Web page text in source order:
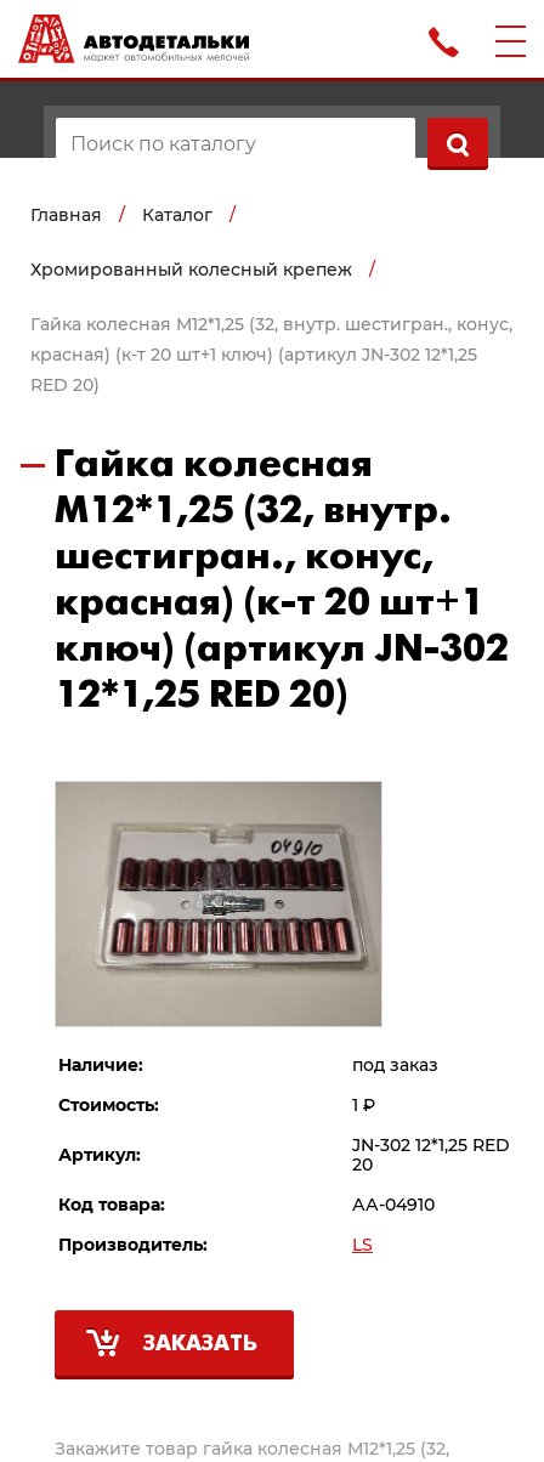
Главная / Каталог /
Хромированный колесный крепеж /
Гайка колесная М12*1,25 (32, внутр. шестигран., конус,
красная) (к-т 20 шт+1 ключ) (артикул JN-302 12*1,25
RED 20)
Гайка колесная
М12*1,25 (32, внутр.
шестигран., конус,
красная) (к-т 20 шт+1
ключ) (артикул JN-302
12*1,25 RED 20)
Наличие:
под заказ
Стоимость:
1 Р
Артикул:
JN-302 12*1,25 RED
20
Код товара:
АА-04910
Производитель:
LS
ЗАКАЗАТЬ
Закажите товар гайка колесная М12*1,25 (32,